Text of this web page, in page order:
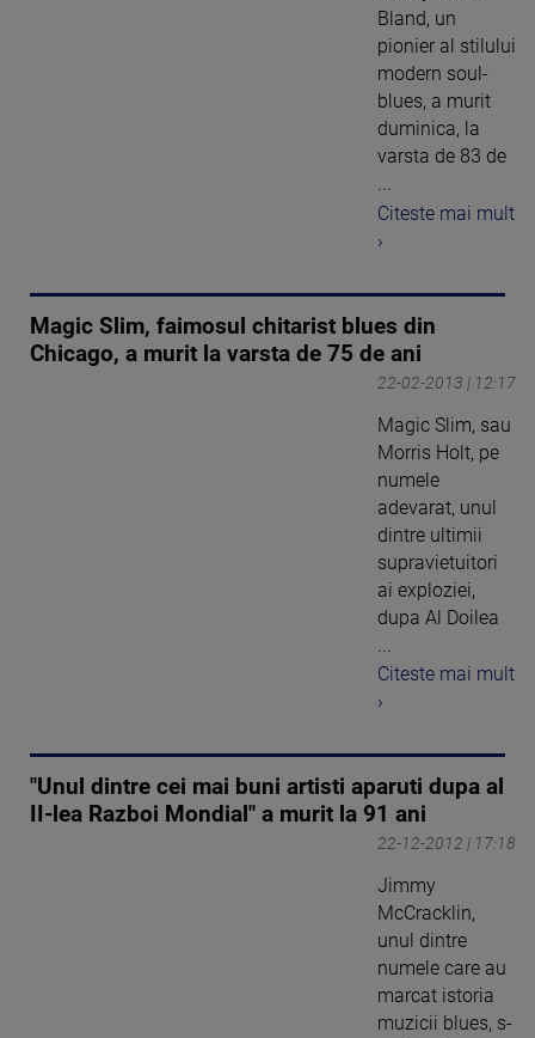
Bland, un
pionier al stilului
modern soul-
blues, a murit
duminica, la
varsta de 83 de
...
Citeste mai mult
›
Magic Slim, faimosul chitarist blues din
Chicago, a murit la varsta de 75 de ani
22-02-2013 | 12:17
Magic Slim, sau
Morris Holt, pe
numele
adevarat, unul
dintre ultimii
supravietuitori
ai exploziei,
dupa Al Doilea
Citeste mai mult
›
"Unul dintre cei mai buni artisti aparuti dupa al
II-lea Razboi Mondial" a murit la 91 ani
22-12-2012 | 17:18
Jimmy
McCracklin,
unul dintre
numele care au
marcat istoria
muzicii blues, s-